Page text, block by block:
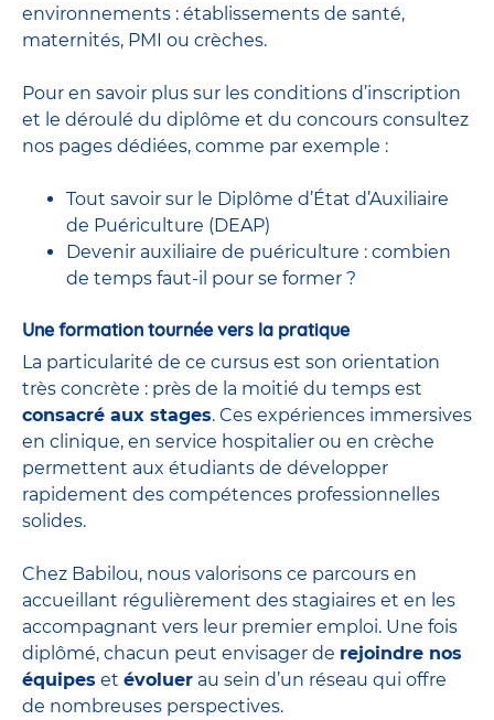
environnements : établissements de santé,
maternités, PMI ou crèches.
Pour en savoir plus sur les conditions d’inscription
et le déroulé du diplôme et du concours consultez
nos pages dédiées, comme par exemple :
Tout savoir sur le Diplôme d’État d’Auxiliaire
de Puériculture (DEAP)
Devenir auxiliaire de puériculture : combien
de temps faut-il pour se former ?
Une formation tournée vers la pratique
La particularité de ce cursus est son orientation
très concrète : près de la moitié du temps est
consacré aux stages. Ces expériences immersives
en clinique, en service hospitalier ou en crèche
permettent aux étudiants de développer
rapidement des compétences professionnelles
solides.
Chez Babilou, nous valorisons ce parcours en
accueillant régulièrement des stagiaires et en les
accompagnant vers leur premier emploi. Une fois
diplômé, chacun peut envisager de rejoindre nos
équipes et évoluer au sein d’un réseau qui offre
de nombreuses perspectives.